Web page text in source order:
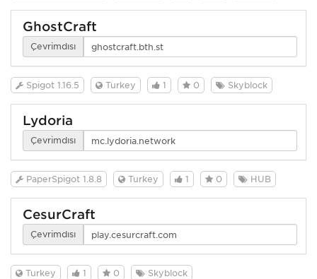
GhostCraft
Çevrimdışı
Spigot 1.16.5 Turkey 1 0 Skyblock
Lydoria
Çevrimdışı
PaperSpigot 1.8.8 Turkey 1 0 HUB
CesurCraft
Çevrimdışı
Turkey 1 0 Skyblock